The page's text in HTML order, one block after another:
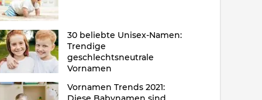
30 beliebte Unisex-Namen:
Trendige
geschlechtsneutrale
Vornamen
Vornamen Trends 2021: